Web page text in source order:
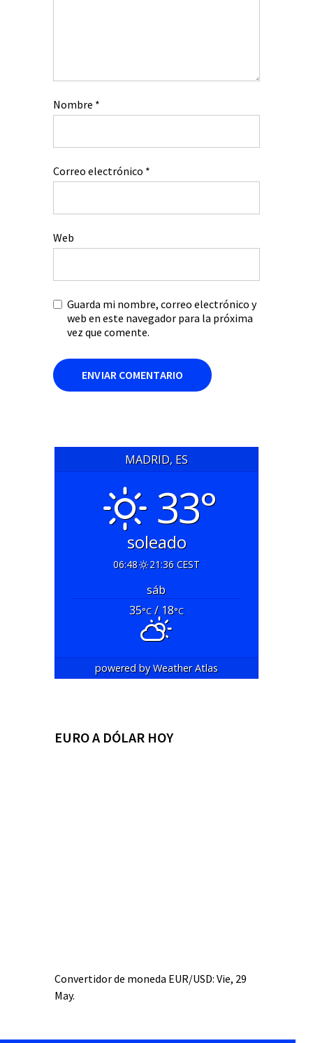
Nombre *
Correo electrónico *
Web
Guarda mi nombre, correo electrónico y
web en este navegador para la próxima
vez que comente.
MADRID, ES
33°
soleado
06:48 21:36 CEST
sáb
35°C/ 18°C
powered byWeather Atlas
EURO A DÓLAR HOY
Convertidor de moneda EUR/USD: Vie, 29
May.